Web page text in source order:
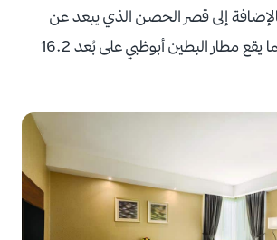
بالإضافة إلى قصر الحصن الذي يبعد عن
الفندق 3.2 كم، كما يقع مطار البطين أبوظبي على بُعد 16.2